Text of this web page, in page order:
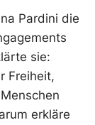
Pardini die
sie:
Freiheit,
erkläre